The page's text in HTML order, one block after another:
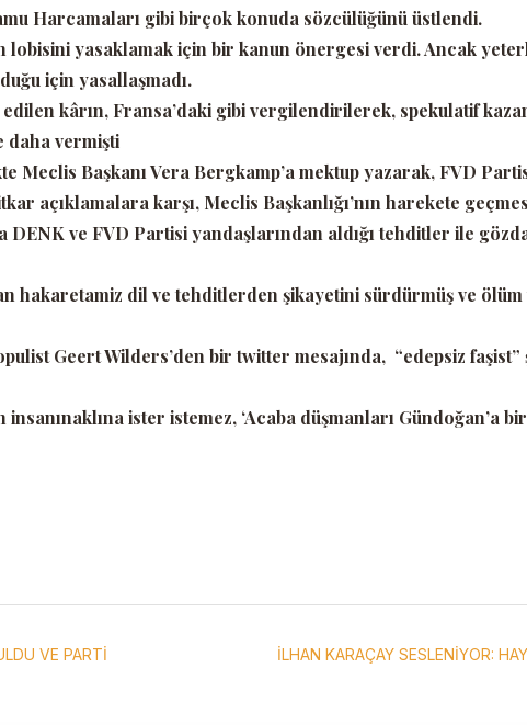
Harcamaları gibi birçok konuda sözcülüğünü üstlendi.
lobisini yasaklamak için bir kanun önergesi verdi. Ancak
için yasallaşmadı.
kârın, Fransa’daki gibi vergilendirilerek, spekulatif
daha vermişti
Meclis Başkanı Vera Bergkamp’a mektup yazarak, FVD
açıklamalara karşı, Meclis Başkanlığı’nın harekete
DENK ve FVD Partisi yandaşlarından aldığı tehditler ile
hakaretamiz dil ve tehditlerden şikayetini sürdürmüş ve
Geert Wilders’den bir twitter mesajında, “edepsiz faşist”
insanınaklına ister istemez, ‘Acaba düşmanları Gündoğan’a
VE PARTİ
İLHAN KARAÇAY SESLENİYOR: